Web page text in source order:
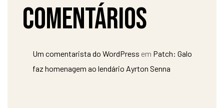
Comentários
Um comentarista do WordPress em Patch: Galo
faz homenagem ao lendário Ayrton Senna